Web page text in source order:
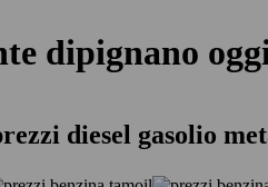
dipignano
diesel gasolio